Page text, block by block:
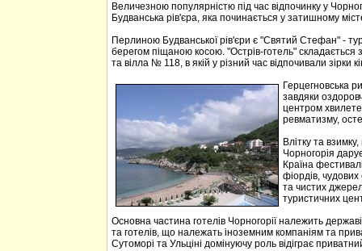
Величезною популярністю під час відпочинку у
Будванська рів'єра, яка починається у затишному
Перлиною Будванської рів'єри є "Святий Стефан" -
берегом піщаною косою. "Острів-готель"
та вілла № 118, в якій у різний час відпочивали зірки
Герцегновська
завдяки
центром
ревматизму,
Влітку та
Чорногорія
Країна
фіордів, чудових
та чистих
туристичних
Основна частина готелів Чорногорії належить
та готелів, що належать іноземним компаніям та
Сутоморі та Ульціні домінуючу роль відіграє